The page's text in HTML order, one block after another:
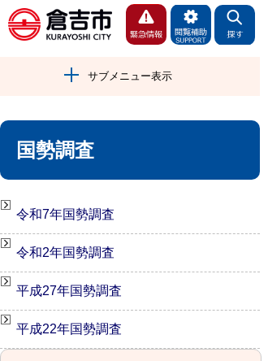
サブメニュー表示
国勢調査
令和7年国勢調査
令和2年国勢調査
平成27年国勢調査
平成22年国勢調査